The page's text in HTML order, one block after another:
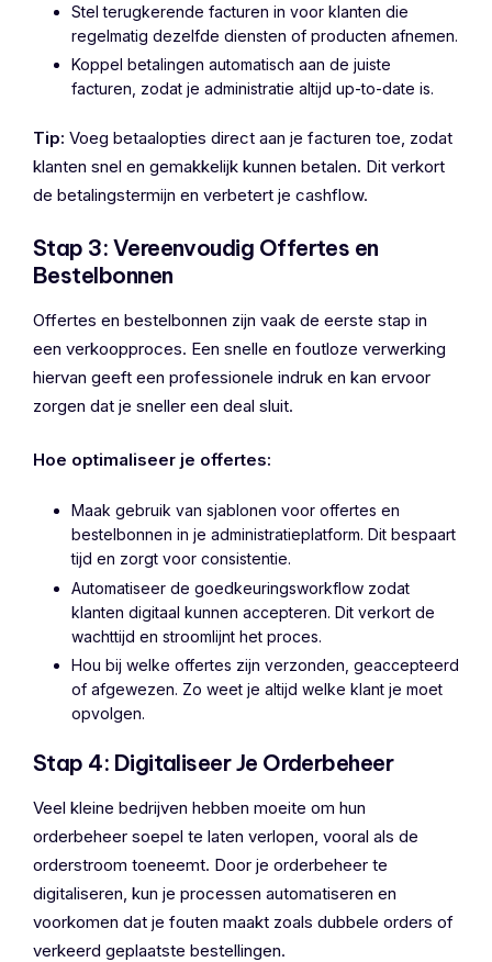
Stel terugkerende facturen in voor klanten die
regelmatig dezelfde diensten of producten afnemen.
Koppel betalingen automatisch aan de juiste
facturen, zodat je administratie altijd up-to-date is.
Tip: Voeg betaalopties direct aan je facturen toe, zodat
klanten snel en gemakkelijk kunnen betalen. Dit verkort
de betalingstermijn en verbetert je cashflow.
Stap 3: Vereenvoudig Offertes en
Bestelbonnen
Offertes en bestelbonnen zijn vaak de eerste stap in
een verkoopproces. Een snelle en foutloze verwerking
hiervan geeft een professionele indruk en kan ervoor
zorgen dat je sneller een deal sluit.
Hoe optimaliseer je offertes:
Maak gebruik van sjablonen voor offertes en
bestelbonnen in je administratieplatform. Dit bespaart
tijd en zorgt voor consistentie.
Automatiseer de goedkeuringsworkflow zodat
klanten digitaal kunnen accepteren. Dit verkort de
wachttijd en stroomlijnt het proces.
Hou bij welke offertes zijn verzonden, geaccepteerd
of afgewezen. Zo weet je altijd welke klant je moet
opvolgen.
Stap 4: Digitaliseer Je Orderbeheer
Veel kleine bedrijven hebben moeite om hun
orderbeheer soepel te laten verlopen, vooral als de
orderstroom toeneemt. Door je orderbeheer te
digitaliseren, kun je processen automatiseren en
voorkomen dat je fouten maakt zoals dubbele orders of
verkeerd geplaatste bestellingen.